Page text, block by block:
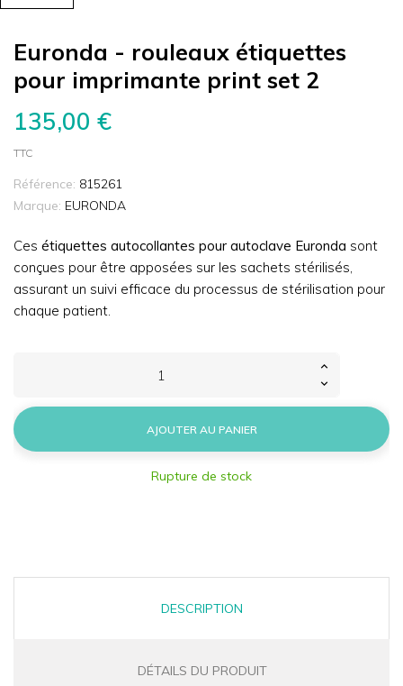
Euronda - rouleaux étiquettes
pour imprimante print set 2
135,00 €
TTC
Référence: 815261
Marque: EURONDA
Ces étiquettes autocollantes pour autoclave Euronda sont
conçues pour être apposées sur les sachets stérilisés,
assurant un suivi efficace du processus de stérilisation pour
chaque patient.
AJOUTER AU PANIER
Rupture de stock
DESCRIPTION
DÉTAILS DU PRODUIT